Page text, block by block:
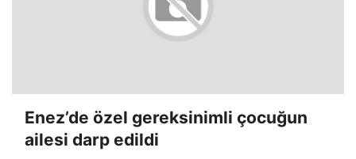
Enez’de özel gereksinimli çocuğun
ailesi darp edildi